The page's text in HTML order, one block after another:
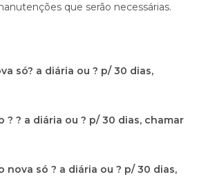
que serão necessárias.
só? a diária ou ? p/ 30 dias,
? ? a diária ou ? p/ 30 dias, chamar
nova só ? a diária ou ? p/ 30 dias,